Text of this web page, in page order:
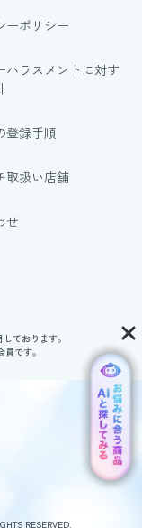
ーポリシー
ハラスメントに対す
登録手順
取扱い店舗
せ
ております。
です。
RESERVED.